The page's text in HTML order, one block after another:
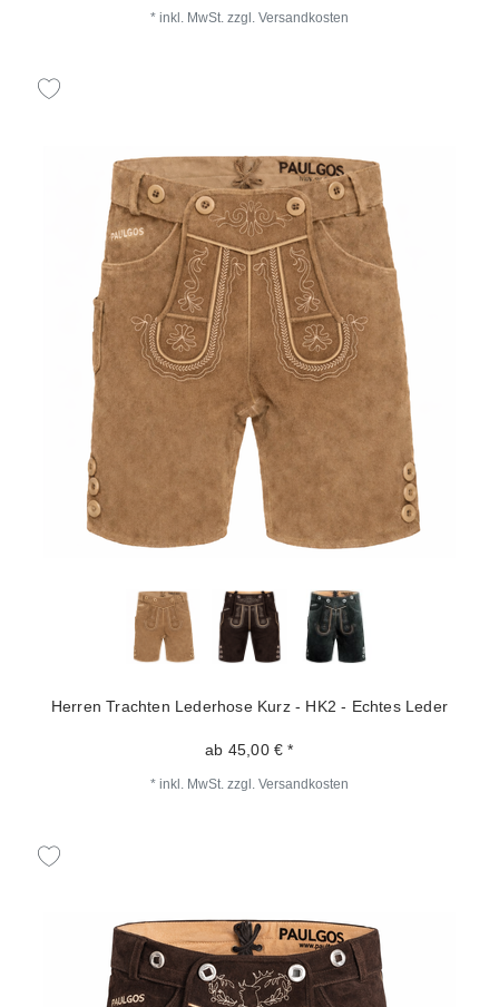
* inkl. MwSt. zzgl. Versandkosten
Herren Trachten Lederhose Kurz - HK2 - Echtes Leder
ab 45,00 € *
* inkl. MwSt. zzgl. Versandkosten